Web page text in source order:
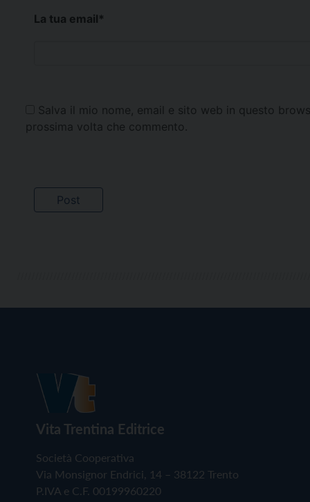
La tua email*
Salva il mio nome, email e sito web in questo
prossima volta che commento.
Vita Trentina Editrice
Società Cooperativa
Via Monsignor Endrici, 14 – 38122 Trento
P.IVA e C.F. 00199960220